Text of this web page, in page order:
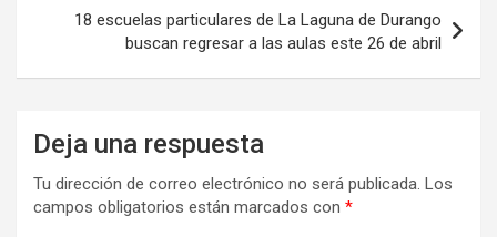
18 escuelas particulares de La Laguna de Durango
buscan regresar a las aulas este 26 de abril
Deja una respuesta
Tu dirección de correo electrónico no será publicada. Los
campos obligatorios están marcados con *